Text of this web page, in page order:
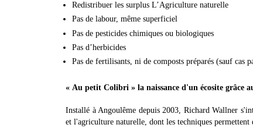
Redistribuer les surplus L’Agriculture naturelle
Pas de labour, même superficiel
Pas de pesticides chimiques ou biologiques
Pas d’herbicides
Pas de fertilisants, ni de composts préparés (sauf cas
« Au petit Colibri » la naissance d'un écosite grâce
Installé à Angoulême depuis 2003, Richard Wallner
et l'agriculture naturelle, dont les techniques permettent